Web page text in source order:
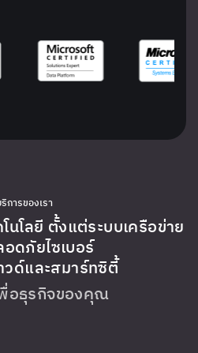
การของเรา
นโลยี ตั้งแต่ระบบเครือข่าย
ดภัยไซเบอร์
วด์และสมาร์ทซิตี้
อธุรกิจของคุณ